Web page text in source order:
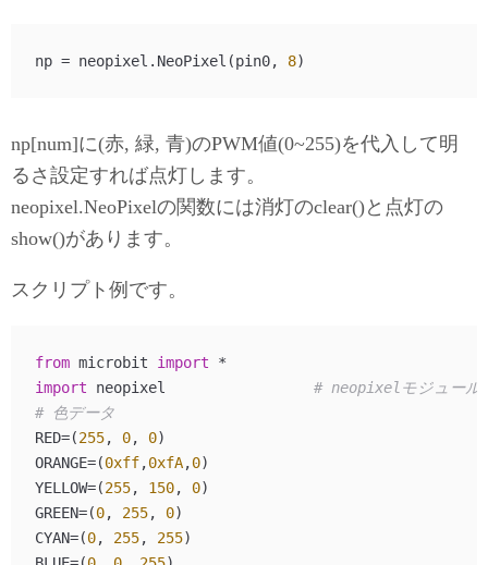
np = neopixel.NeoPixel(pin0, 8
np[num]に(赤, 緑, 青)のPWM値(0~255)を代入して明
るさ設定すれば点灯します。
neopixel.NeoPixelの関数には消灯のclear()と点灯の
show()があります。
スクリプト例です。
from microbit import
import neopixel # neopixelモジュール
# 色データ
RED=(255, 0, 0)
ORANGE=(0xff,0xfA,0)
YELLOW=(255, 150, 0)
GREEN=(0, 255, 0)
CYAN=(0, 255, 255)